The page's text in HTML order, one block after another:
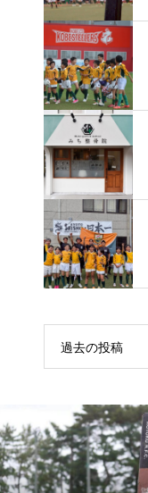
過去の投稿